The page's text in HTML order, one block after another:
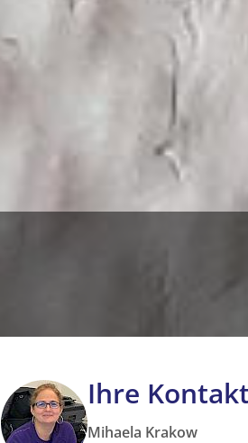
Ihre
Mihaela Krakow